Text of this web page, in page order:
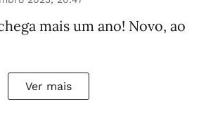
mais um ano! Novo, ao
Ver mais